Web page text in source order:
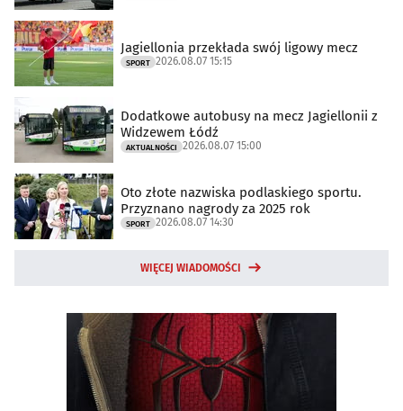
Jagiellonia przekłada swój ligowy mecz
SPORT 2026.08.07 15:15
Dodatkowe autobusy na mecz Jagiellonii z
Widzewem Łódź
AKTUALNOŚCI 2026.08.07 15:00
Oto złote nazwiska podlaskiego sportu.
Przyznano nagrody za 2025 rok
SPORT 2026.08.07 14:30
WIĘCEJ WIADOMOŚCI